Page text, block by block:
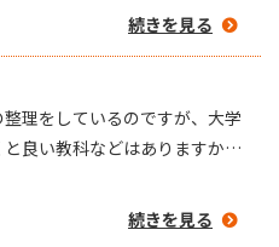
くお願いします。続きを見る
理をしているのですが、大学
良い教科などはありますか。
続きを見る